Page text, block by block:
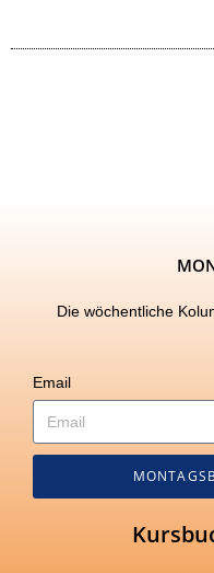
Die wöchentliche
Email